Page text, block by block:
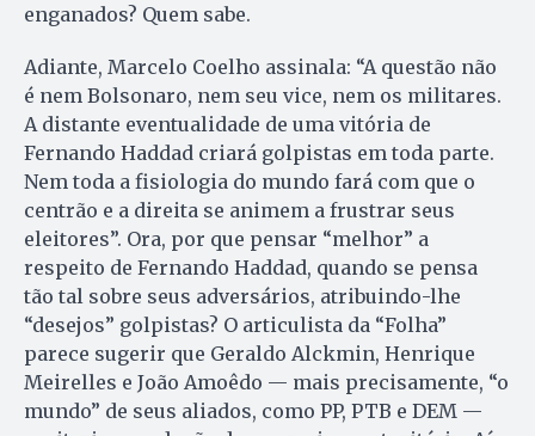
enganados? Quem sabe.
Adiante, Marcelo Coelho assinala: “A questão não
é nem Bolso­naro, nem seu vice, nem os militares.
A distante eventualidade de uma vitória de
Fernando Haddad criará golpistas em toda parte.
Nem toda a fisiologia do mundo fará com que o
centrão e a direita se animem a frustrar seus
eleitores”. Ora, por que pensar “melhor” a
respeito de Fernando Haddad, quando se pensa
tão tal sobre seus adversários, atribuindo-lhe
“desejos” golpistas? O articulista da “Folha”
parece sugerir que Geraldo Alckmin, Henrique
Meirelles e João Amoêdo — mais precisamente, “o
mundo” de seus aliados, como PP, PTB e DEM —